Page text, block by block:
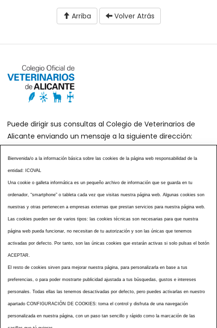
Arriba Volver Atrás
Puede dirigir sus consultas al Colegio de Veterinarios de
Alicante enviando un mensaje a la siguiente dirección:
secretaria@icoval.org
¿SABÍAS QUÉ?
CENTROS VETERINARIOS
TABLÓN ANUNCIOS
CURSOS Y EVENTOS
TÉRMINOS Y CONDICIONES
ESPECIAL COVID 19
NOTICIAS
ACCESIBILIDAD
AVISO LEGAL
POLÍTICA PRIVACIDAD
POLÍTICA DE COOKIES
NOTICIAS ICOVAL
NOTICIAS OCV
Bienvenida/o a la información básica sobre las cookies de la página web responsabilidad de la
entidad: ICOVAL
Una cookie o galleta informática es un pequeño archivo de información que se guarda en tu
ordenador, “smartphone” o tableta cada vez que visitas nuestra página web. Algunas cookies son
nuestras y otras pertenecen a empresas externas que prestan servicios para nuestra página web.
Las cookies pueden ser de varios tipos: las cookies técnicas son necesarias para que nuestra
página web pueda funcionar, no necesitan de tu autorización y son las únicas que tenemos
activadas por defecto. Por tanto, son las únicas cookies que estarán activas si solo pulsas el botón
ACEPTAR.
El resto de cookies sirven para mejorar nuestra página, para personalizarla en base a tus
preferencias, o para poder mostrarte publicidad ajustada a tus búsquedas, gustos e intereses
personales. Todas ellas las tenemos desactivadas por defecto, pero puedes activarlas en nuestro
apartado CONFIGURACIÓN DE COOKIES: toma el control y disfruta de una navegación
personalizada en nuestra página, con un paso tan sencillo y rápido como la marcación de las